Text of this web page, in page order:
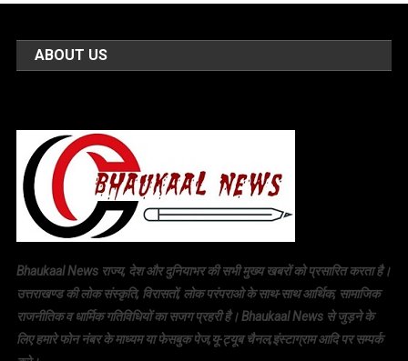
ABOUT US
Bhaukaal News राज्य, देश और दुनियाभर की सभी मुख्य खबरों को प्रसारित करता है।
उत्तराखण्ड की लोक संस्कृति, विरासतों, लोक परंपराओ के साथ-साथ आर्थिक, सामाजिक
राजनीतिक व धार्मिक गतिविधियों का सजग प्रहरी है। Bhaukaal News से जुड़ने के
लिए हमारे फोन नंबर के माध्यम या फेसबुक पेज,यू-ट्यूब चैनल,इंस्टाग्राम आदि पर सम्पर्क